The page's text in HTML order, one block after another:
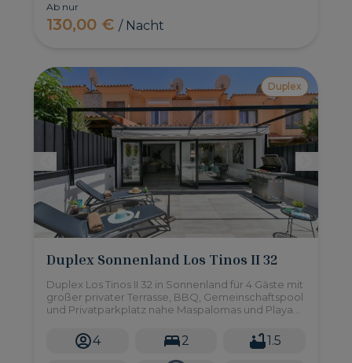
Ab nur
130,00 €/ Nacht
Duplex
Duplex Sonnenland Los Tinos II 32
Duplex Los Tinos II 32 in Sonnenland für 4 Gäste mit
großer privater Terrasse, BBQ, Gemeinschaftspool
und Privatparkplatz nahe Maspalomas und Playa
4 2 1.5